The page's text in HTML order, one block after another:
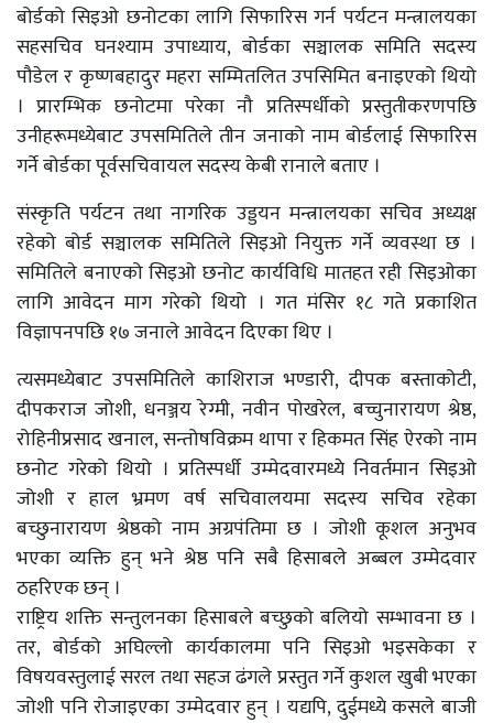
बोर्डको सिइओ छनोटका लागि सिफारिस गर्न पर्यटन मन्त्रालयका
सहसचिव घनश्याम उपाध्याय, बोर्डका सञ्चालक समिति सदस्य
पौडेल र कृष्णबहादुर महरा सम्मितलित उपसिमित बनाइएको थियो
। प्रारम्भिक छनोटमा परेका नौ प्रतिस्पर्धीको प्रस्तुतीकरणपछि
उनीहरूमध्येबाट उपसमितिले तीन जनाको नाम बोर्डलाई सिफारिस
गर्ने बोर्डका पूर्वसचिवायल सदस्य केबी रानाले बताए ।
संस्कृति पर्यटन तथा नागरिक उड्डयन मन्त्रालयका सचिव अध्यक्ष
रहेको बोर्ड सञ्चालक समितिले सिइओ नियुक्त गर्ने व्यवस्था छ ।
समितिले बनाएको सिइओ छनोट कार्यविधि मातहत रही सिइओका
लागि आवेदन माग गरेको थियो । गत मंसिर १८ गते प्रकाशित
विज्ञापनपछि १७ जनाले आवेदन दिएका थिए ।
त्यसमध्येबाट उपसमितिले काशिराज भण्डारी, दीपक बस्ताकोटी,
दीपकराज जोशी, धनञ्जय रेग्मी, नवीन पोखरेल, बच्चुनारायण श्रेष्ठ,
रोहिनीप्रसाद खनाल, सन्तोषविक्रम थापा र हिकमत सिंह ऐरको नाम
छनोट गरेको थियो । प्रतिस्पर्धी उम्मेदवारमध्ये निवर्तमान सिइओ
जोशी र हाल भ्रमण वर्ष सचिवालयमा सदस्य सचिव रहेका
बच्छुनारायण श्रेष्ठको नाम अग्रपंतिमा छ । जोशी कूशल अनुभव
भएका व्यक्ति हुन् भने श्रेष्ठ पनि सबै हिसाबले अब्बल उम्मेदवार
ठहरिएक छन् ।
राष्ट्रिय शक्ति सन्तुलनका हिसाबले बच्छुको बलियो सम्भावना छ ।
तर, बोर्डको अघिल्लो कार्यकालमा पनि सिइओ भइसकेका र
विषयवस्तुलाई सरल तथा सहज ढंगले प्रस्तुत गर्ने कुशल खुबी भएका
जोशी पनि रोजाइएका उम्मेदवार हुन् । यद्यपि, दुईमध्ये कसले बाजी